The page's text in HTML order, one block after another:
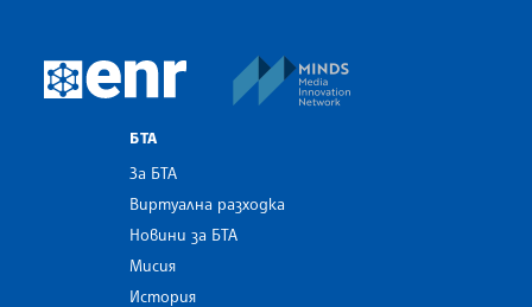
European Newsroom
БТА
За БТА
Виртуална разходка
Новини за БТА
Мисия
История